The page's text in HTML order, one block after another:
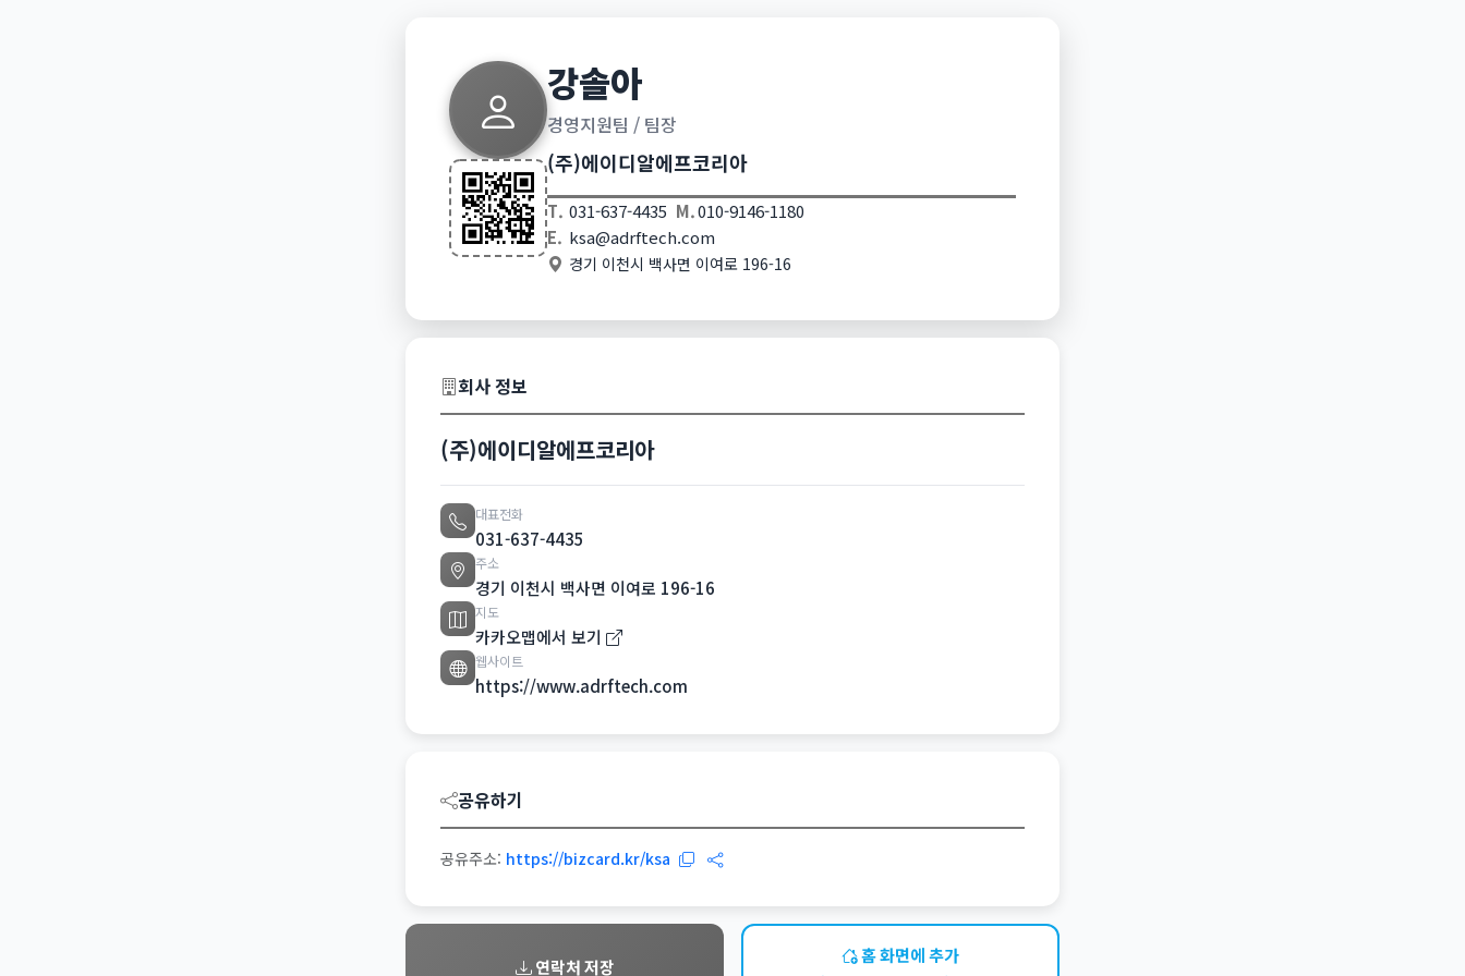
강솔아
경영지원팀 / 팀장
(주)에이디알에프코리아
T. 031-637-4435 M.010-9146-1180
E. ksa@adrftech.com
경기 이천시 백사면 이여로 196-16
회사 정보
(주)에이디알에프코리아
대표전화
031-637-4435
주소
경기 이천시 백사면 이여로 196-16
지도
카카오맵에서 보기
웹사이트
https://www.adrftech.com
공유하기
공유주소: https://bizcard.kr/ksa
연락처 저장
홈 화면에 추가